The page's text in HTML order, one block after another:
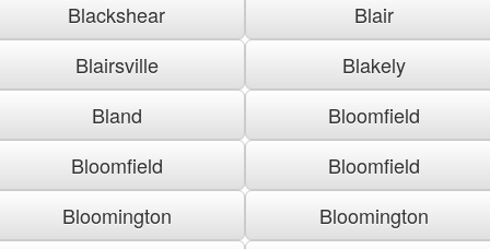
Blackshear
Blair
Blairsville
Blakely
Bland
Bloomfield
Bloomfield
Bloomfield
Bloomington
Bloomington